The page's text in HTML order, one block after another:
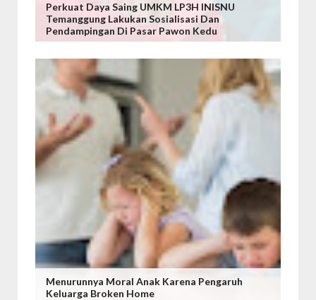
Perkuat Daya Saing UMKM LP3H INISNU
Temanggung Lakukan Sosialisasi Dan
Pendampingan Di Pasar Pawon Kedu
Menurunnya Moral Anak Karena Pengaruh
Keluarga Broken Home